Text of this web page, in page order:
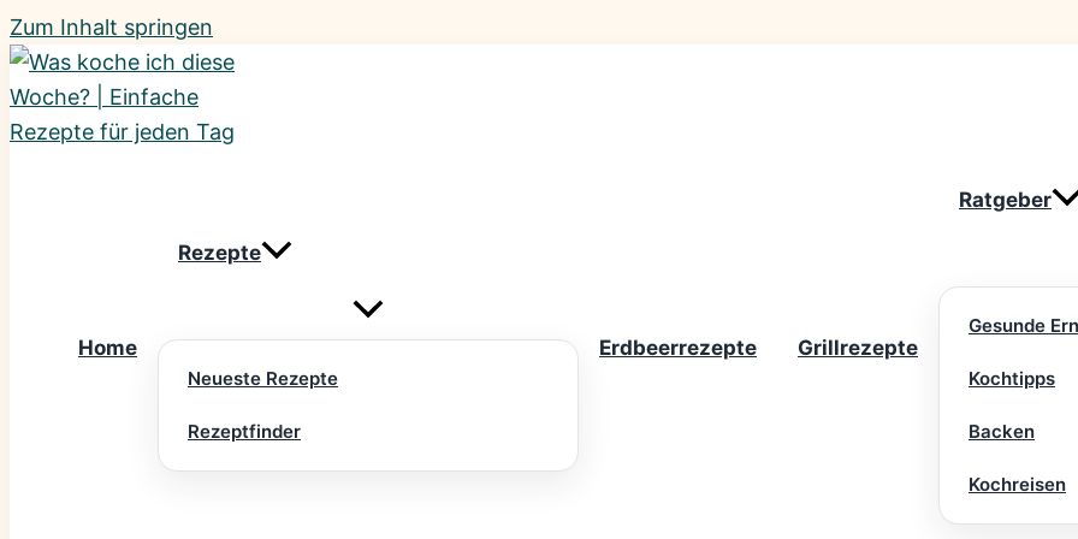
Zum Inhalt springen
Home
Rezepte
Neueste Rezepte
Rezeptfinder
Erdbeerrezepte Grillrezepte
Ratgeber
Gesunde
Kochtipps
Backen
Kochreisen